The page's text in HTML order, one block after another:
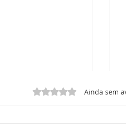
Avaliado com 0 de 5
Ainda sem